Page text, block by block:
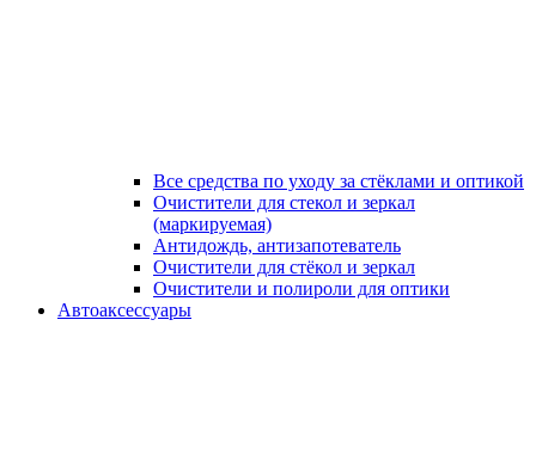
Все средства по уходу за стёклами и оптикой
Очистители для стекол и зеркал
(маркируемая)
Антидождь, антизапотеватель
Очистители для стёкол и зеркал
Очистители и полироли для оптики
Автоаксессуары